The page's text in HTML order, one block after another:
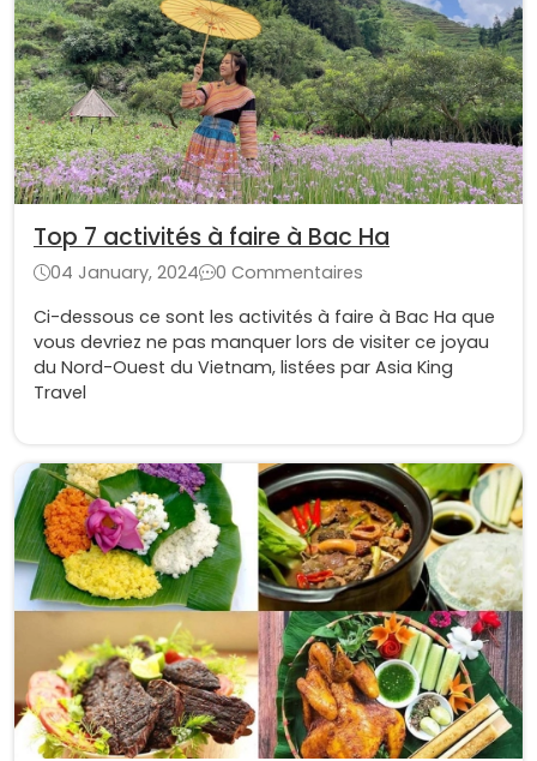
Top 7 activités à faire à Bac Ha
04 January, 2024
0 Commentaires
Ci-dessous ce sont les activités à faire à Bac Ha que
vous devriez ne pas manquer lors de visiter ce joyau
du Nord-Ouest du Vietnam, listées par Asia King
Travel